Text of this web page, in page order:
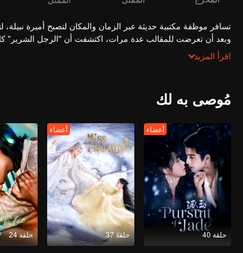
تسافر موظفة مكتبية حديثة عبر الزمان والمكان لتصبح أميرة
وبعد أن تعرضت للمقالب عدة مرات، اكتشفت أن "الرجل الشرير"
القديم وقدم قصة بوليسية عن "قتل السيناريو". كانت حيله لا حصر
لينغ...
اقرأ المزيد
مُوصى به لك
حلقة 40
أعضاء
حلقة 37
أعضاء
حلقة 24